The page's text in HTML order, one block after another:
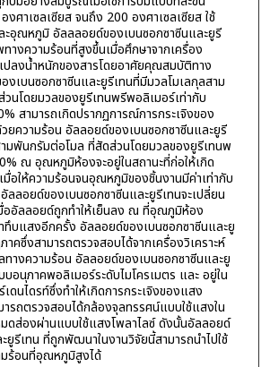
าเซลเซียส จนถึง 200 องศาเซลเซียส ใช้
ะอุณหภูมิ อัลลลอยด์ของเบนซอกซาซีนและยูรี
างความร้อนที่สูงขึ้นเมื่อศึกษาจากเครื่อง
ปลงน้ำหนักของสารโดยอาศัยคุณสมบัติทาง
เบนซอกซาซีนและยูรีเทนที่มีมวลโมเลกุลสาม
นโดยมวลของยูรีเทนพรีพอลิเมอร์เท่ากับ
สามารถเกิดปรากฏการณ์การกระเจิงของ
ความร้อน อัลลอยด์ของเบนซอกซาซีนและยูรี
มพันกรัมต่อโมล ที่สัดส่วนโดยมวลของยูรีเทนพ
ณ อุณหภูมิห้องจะอยู่ในสถานะที่ก่อให้เกิด
มื่อให้ความร้อนจนอุณหภูมิของชิ้นงานมีค่าเท่ากับ
ลลอยด์ของเบนซอกซาซีนและยูรีเทนจะเปลี่ยน
มื่ออัลลอยด์ถูกทำให้เย็นลง ณ ที่อุณภูมิห้อง
บแสงอีกครั้ง อัลลอยด์ของเบนซอกซาซีนและยู
าคซึ่งสามารถตรวจสอบได้จากเครื่องวิเคราะห์
างความร้อน อัลลอยด์ของเบนซอกซาซีนและยู
อนุภาคพอลิเมอร์ระดับไมโครเมตร และ อยู่ใน
ดนไดรท์ซึ่งทำให้เกิดการกระเจิงของแสง
ารถตรวจสอบได้กล้องจุลทรรศน์แบบใช้แสงใน
ดส่องผ่านแบบใช้แสงโพลาไลซ์ ดังนั้นอัลลอยด์
ยูรีเทน ที่ถูกพัฒนาในงานวิจัยนี้สามารถนำไปใช้
มร้อนที่อุณหภูมิสูงได้